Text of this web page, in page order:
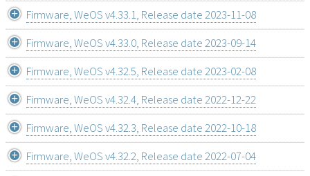
Firmware, WeOS v4.33.1, Release date 2023-11-08
Firmware, WeOS v4.33.0, Release date 2023-09-14
Firmware, WeOS v4.32.5, Release date 2023-02-08
Firmware, WeOS v4.32.4, Release date 2022-12-22
Firmware, WeOS v4.32.3, Release date 2022-10-18
Firmware, WeOS v4.32.2, Release date 2022-07-04